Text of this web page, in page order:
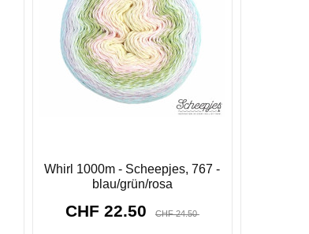
Whirl 1000m - Scheepjes, 767 -
blau/grün/rosa
CHF 22.50 CHF 24.50